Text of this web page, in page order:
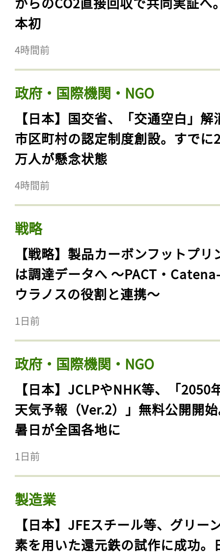
本初
4時間前
政府・国際機関・NGO
【日本】国交省、「交通空白」解
市区町村の認定制度創設。すでに
万人が懸念状態
4時間前
戦略
【戦略】製品カーボンフットプリ
は調達データへ 〜PACT・
ウラノスの役割と連携〜
1日前
政府・国際機関・NGO
【日本】JCLPやNHK等、「2050
天気予報（Ver.2）」無料公開開
暑日が全国各地に
1日前
製造業
【日本】JFEスチール等、グリー
素を用いた還元鉄の試作に成功。